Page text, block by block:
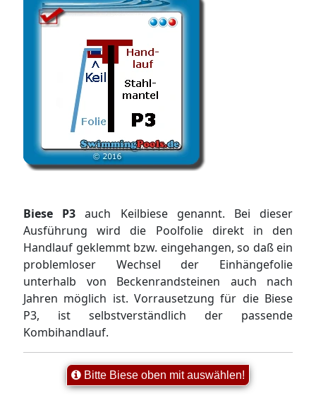
Biese P3 auch Keilbiese genannt. Bei dieser
Ausführung wird die Poolfolie direkt in den
Handlauf geklemmt bzw. eingehangen, so daß ein
problemloser Wechsel der Einhängefolie
unterhalb von Beckenrandsteinen auch nach
Jahren möglich ist. Vorrausetzung für die Biese
P3, ist selbstverständlich der passende
Kombihandlauf.
Bitte Biese oben mit auswählen!